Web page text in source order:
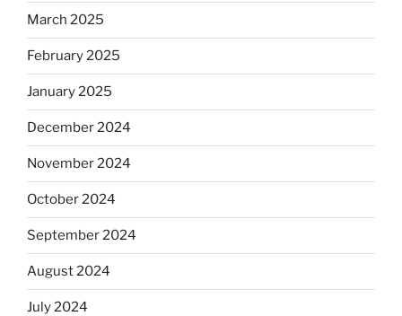
March 2025
February 2025
January 2025
December 2024
November 2024
October 2024
September 2024
August 2024
July 2024